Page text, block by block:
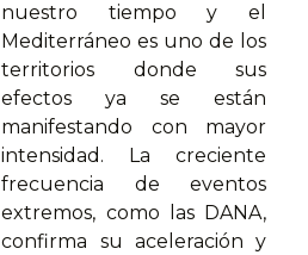
nuestro tiempo y el
Mediterráneo es uno de los
territorios donde sus
efectos ya se están
manifestando con mayor
intensidad. La creciente
frecuencia de eventos
extremos, como las DANA,
confirma su aceleración y